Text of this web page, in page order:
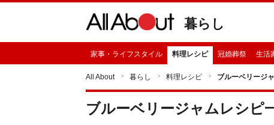
暮らし
家事・ライフスタイル 料理レシピ 冠婚葬祭 生活
All About 暮らし 料理レシピ ブルーベリージ
ブルーベリージャムレシピ